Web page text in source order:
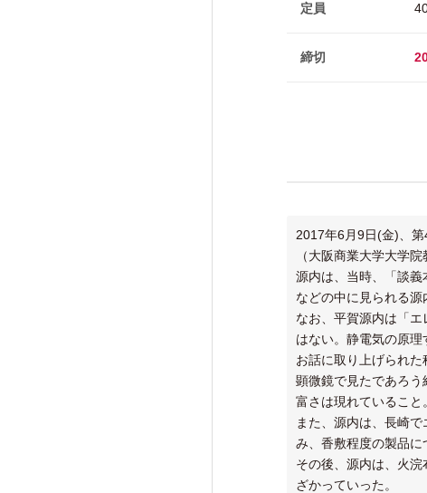
定員
締切
2017年6月9日(金)、
（大阪商業大学大学
源内は、当時、「談
などの中に見られる源
なお、平賀源内は「
はない。静電気の原理
お話に取り上げられ
顕微鏡で見たであろ
富さは現れていること。
また、源内は、長崎
み、香敷程度の製品に
その後、源内は、火
ざかっていった。